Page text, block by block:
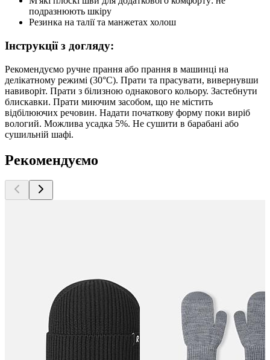
подразнюють шкіру
Резинка на талії та манжетах холош
Інструкції з догляду:
Рекомендуємо ручне прання або прання в машинці на
делікатному режимі (30°C). Прати та прасувати, вивернувши
навиворіт. Прати з білизною однакового кольору. Застебнути
блискавки. Прати миючим засобом, що не містить
відбілюючих речовин. Надати початкову форму поки виріб
вологий. Можлива усадка 5%. Не сушити в барабані або
сушильній шафі.
Рекомендуємо